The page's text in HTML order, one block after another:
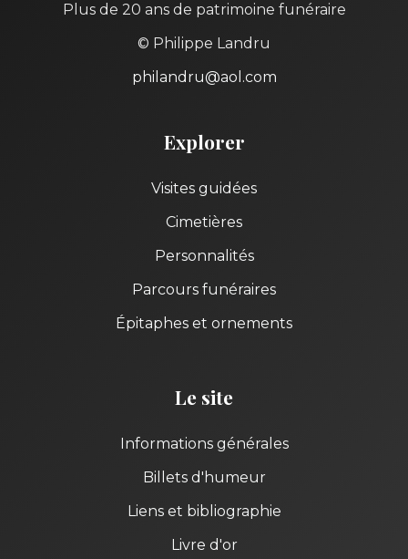
Plus de 20 ans de patrimoine funéraire
© Philippe Landru
philandru@aol.com
Explorer
Visites guidées
Cimetières
Personnalités
Parcours funéraires
Épitaphes et ornements
Le site
Informations générales
Billets d'humeur
Liens et bibliographie
Livre d'or